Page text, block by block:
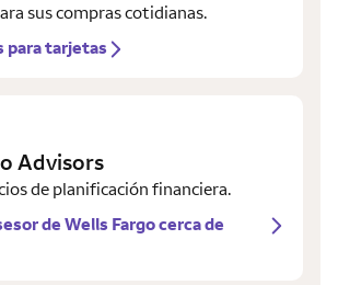
sus compras cotidianas.
para tarjetas
Advisors
de planificación financiera.
de Wells Fargo cerca de